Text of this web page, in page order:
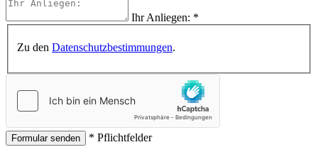
Ihr Anliegen: *
Zu den Datenschutzbestimmungen.
Formular senden * Pflichtfelder